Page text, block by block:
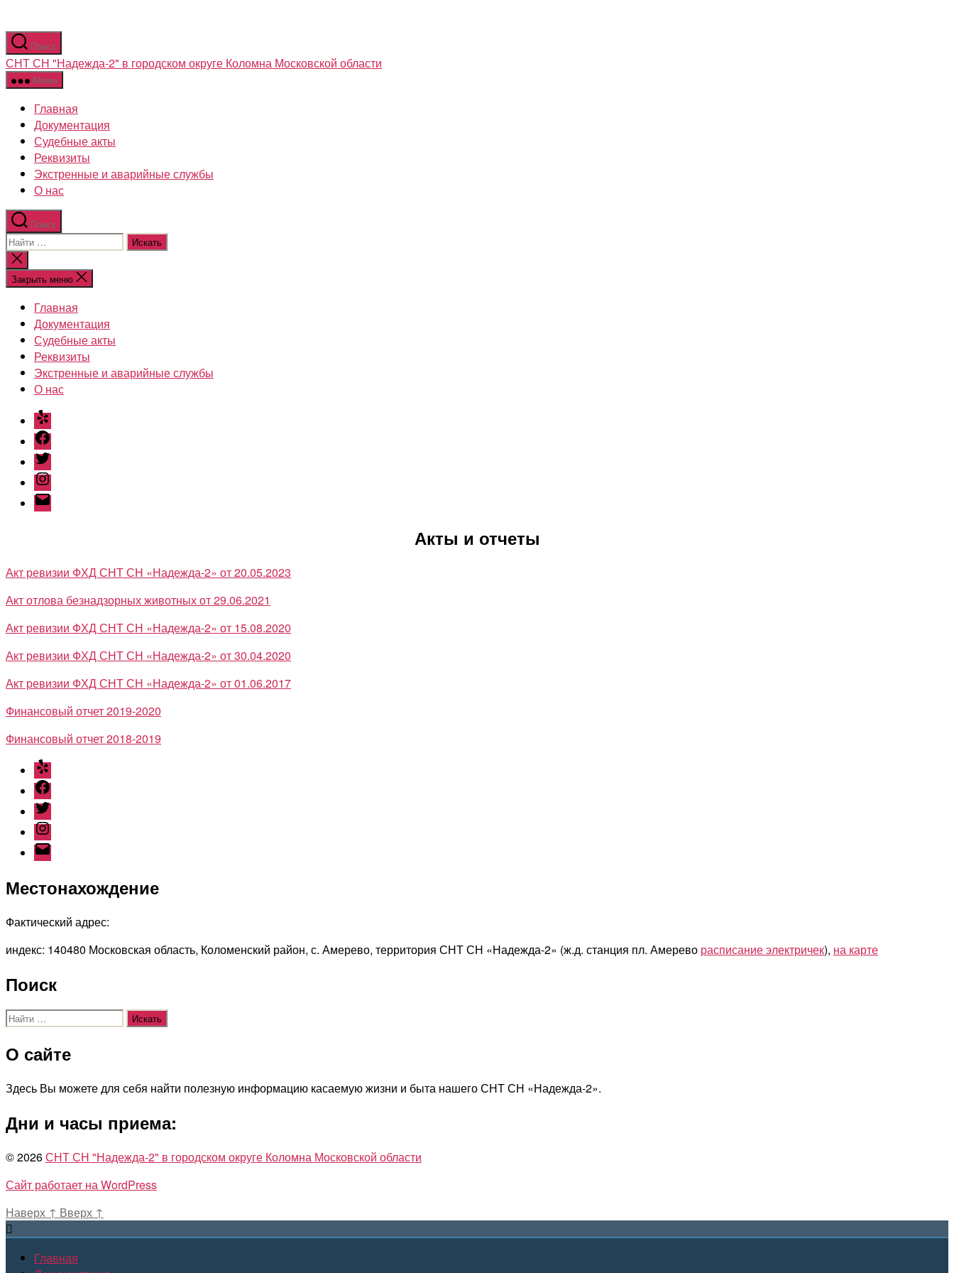
Перейти
к
содержимому
Поиск
СНТ СН "Надежда-2" в городском округе Коломна Московской области
Меню
Главная
Документация
Судебные акты
Реквизиты
Экстренные и аварийные службы
О нас
Поиск
Поиск:
Закрыть
поиск
Закрыть меню
Главная
Документация
Судебные акты
Реквизиты
Экстренные и аварийные службы
О нас
Yelp
Facebook
Twitter
Instagram
Email
Акты и отчеты
Акт ревизии ФХД СНТ СН «Надежда-2» от 20.05.2023
Акт отлова безнадзорных животных от 29.06.2021
Акт ревизии ФХД СНТ СН «Надежда-2» от 15.08.2020
Акт ревизии ФХД СНТ СН «Надежда-2» от 30.04.2020
Акт ревизии ФХД СНТ СН «Надежда-2» от 01.06.2017
Финансовый отчет 2019-2020
Финансовый отчет 2018-2019
Yelp
Facebook
Twitter
Instagram
Email
Местонахождение
Фактический адрес:
индекс: 140480 Московская область, Коломенский район, с. Амерево, территория СНТ СН «Надежда-2» (ж.д. станция пл. Амерево расписание электричек), на карте
Поиск
Поиск:
О сайте
Здесь Вы можете для себя найти полезную информацию касаемую жизни и быта нашего СНТ СН «Надежда-2».
Дни и часы приема:
© 2026СНТ СН "Надежда-2" в городском округе Коломна Московской области
Сайт работает на WordPress
Наверх ↑ Вверх ↑
Главная